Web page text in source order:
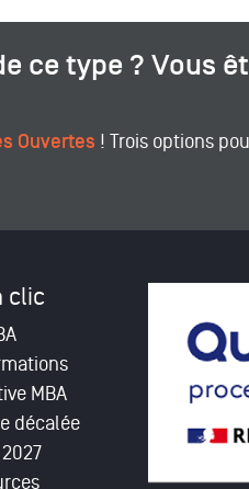
ce type ? Vous
Ouvertes ! Trois options
clic
MBA
décalée